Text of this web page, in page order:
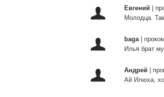
Евгений
Молодца.
baga|
Илья брат
Андрей
Ай Илюха,